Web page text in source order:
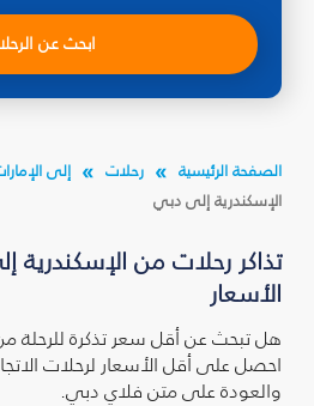
ابحث عن
الصفحة الرئيسية رحلات
إلى
الإسكندرية إلى دبي
تذاكر رحلات من الإسكندرية
الأسعار
هل تبحث عن أقل سعر تذكرة للرحلة
احصل على أقل الأسعار لرحلات
والعودة على متن فلاي دبي.